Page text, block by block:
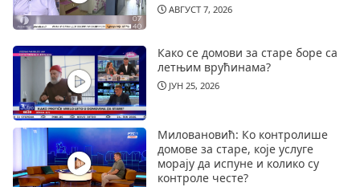
АВГУСТ 7, 2026
Како се домови за старе боре са
летњим врућинама?
ЈУН 25, 2026
Миловановић: Ко контролише
домове за старе, које услуге
морају да испуне и колико су
контроле честе?